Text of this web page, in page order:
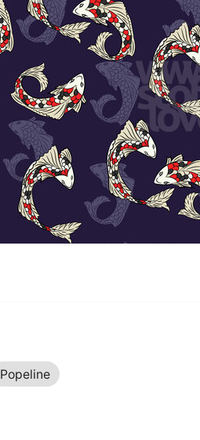
Popeline